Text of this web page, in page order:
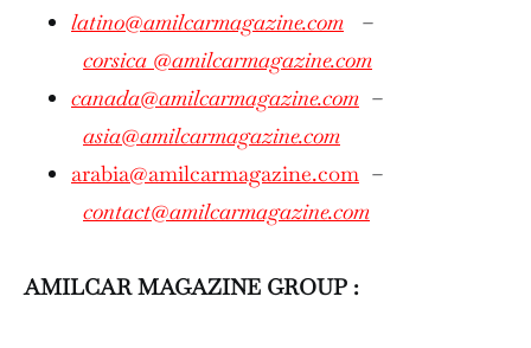
latino@amilcarmagazine.com –
corsica @amilcarmagazine.com
canada@amilcarmagazine.com –
asia@amilcarmagazine.com
arabia@amilcarmagazine.com –
contact@amilcarmagazine.com
AMILCAR MAGAZINE GROUP :